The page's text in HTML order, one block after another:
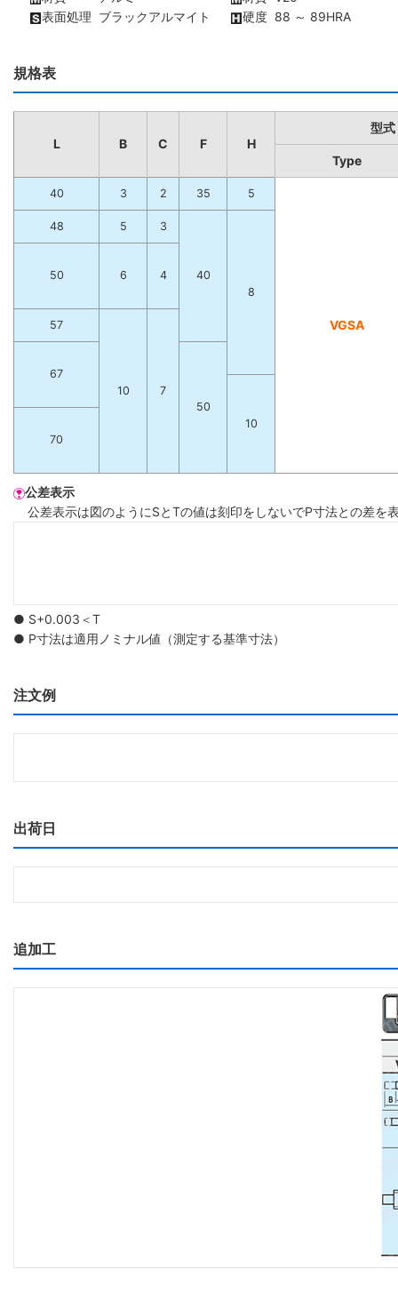
表面処理 ブラックアルマイト 硬度 88 ～ 89HRA
規格表
L B C F H
型式
Type
40 3 2 35 5
VGSA
48 5 3
40
8
50 6 4
57
10 7
67
50
10
70
公差表示
公差表示は図のようにSとTの値は刻印をしないでP寸法との差を
● S+0.003＜T
● P寸法は適用ノミナル値（測定する基準寸法）
注文例
出荷日
追加工